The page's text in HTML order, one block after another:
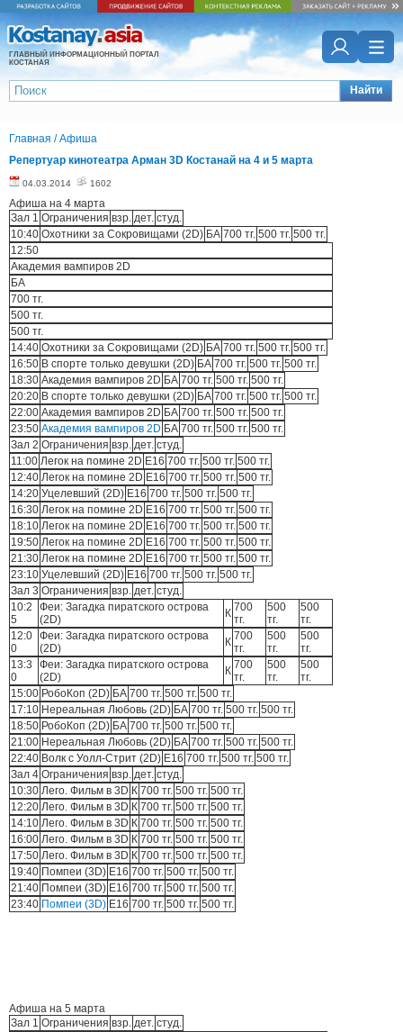
ГЛАВНЫЙ ИНФОРМАЦИОННЫЙ ПОРТАЛ
КОСТАНАЯ
Найти
Главная /Афиша
Репертуар кинотеатра Арман 3D Костанай на 4 и 5 марта
04.03.2014 1602
Афиша на 4 марта
Зал 1 Ограничения взр. дет. студ.
10:40 Охотники за Cокровищами (2D) БА 700 тг. 500 тг. 500 тг.
12:50
Академия вампиров 2D
БА
700 тг.
500 тг.
500 тг.
14:40 Охотники за Cокровищами (2D) БА 700 тг. 500 тг. 500 тг.
16:50 В спорте только девушки (2D) БА 700 тг. 500 тг. 500 тг.
18:30 Академия вампиров 2D БА 700 тг. 500 тг. 500 тг.
20:20 В спорте только девушки (2D) БА 700 тг. 500 тг. 500 тг.
22:00 Академия вампиров 2D БА 700 тг. 500 тг. 500 тг.
23:50 Академия вампиров 2D БА 700 тг. 500 тг. 500 тг.
Зал 2 Ограничения взр. дет. студ.
11:00 Легок на помине 2D E16 700 тг. 500 тг. 500 тг.
12:40 Легок на помине 2D E16 700 тг. 500 тг. 500 тг.
14:20 Уцелевший (2D) E16 700 тг. 500 тг. 500 тг.
16:30 Легок на помине 2D E16 700 тг. 500 тг. 500 тг.
18:10 Легок на помине 2D E16 700 тг. 500 тг. 500 тг.
19:50 Легок на помине 2D E16 700 тг. 500 тг. 500 тг.
21:30 Легок на помине 2D E16 700 тг. 500 тг. 500 тг.
23:10 Уцелевший (2D) E16 700 тг. 500 тг. 500 тг.
Зал 3 Ограничения взр. дет. студ.
10:2
5
Феи: Загадка пиратского острова
(2D)
К 700
тг.
500
тг.
500
тг.
12:0
0
Феи: Загадка пиратского острова
(2D)
К 700
тг.
500
тг.
500
тг.
13:3
0
Феи: Загадка пиратского острова
(2D)
К 700
тг.
500
тг.
500
тг.
15:00 РобоКоп (2D) БА 700 тг. 500 тг. 500 тг.
17:10 Нереальная Любовь (2D) БА 700 тг. 500 тг. 500 тг.
18:50 РобоКоп (2D) БА 700 тг. 500 тг. 500 тг.
21:00 Нереальная Любовь (2D) БА 700 тг. 500 тг. 500 тг.
22:40 Волк с Уолл-Стрит (2D) E16 700 тг. 500 тг. 500 тг.
Зал 4 Ограничения взр. дет. студ.
10:30 Лего. Фильм в 3D К 700 тг. 500 тг. 500 тг.
12:20 Лего. Фильм в 3D К 700 тг. 500 тг. 500 тг.
14:10 Лего. Фильм в 3D К 700 тг. 500 тг. 500 тг.
16:00 Лего. Фильм в 3D К 700 тг. 500 тг. 500 тг.
17:50 Лего. Фильм в 3D К 700 тг. 500 тг. 500 тг.
19:40 Помпеи (3D) E16 700 тг. 500 тг. 500 тг.
21:40 Помпеи (3D) E16 700 тг. 500 тг. 500 тг.
23:40 Помпеи (3D) E16 700 тг. 500 тг. 500 тг.
Афиша на 5 марта
Зал 1 Ограничения взр. дет. студ.